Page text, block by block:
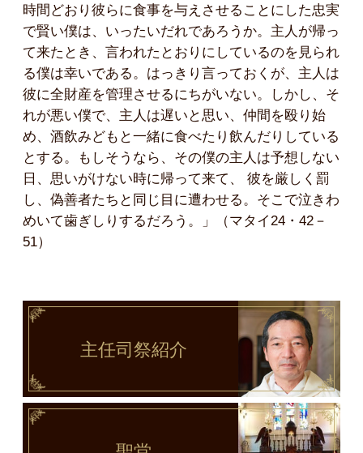
時間どおり彼らに食事を与えさせることにした忠実
で賢い僕は、いったいだれであろうか。主人が帰っ
て来たとき、言われたとおりにしているのを見られ
る僕は幸いである。はっきり言っておくが、主人は
彼に全財産を管理させるにちがいない。しかし、そ
れが悪い僕で、主人は遅いと思い、仲間を殴り始
め、酒飲みどもと一緒に食べたり飲んだりしている
とする。もしそうなら、その僕の主人は予想しない
日、思いがけない時に帰って来て、 彼を厳しく罰
し、偽善者たちと同じ目に遭わせる。そこで泣きわ
めいて歯ぎしりするだろう。」（マタイ24・42－
51）
主任司祭紹介